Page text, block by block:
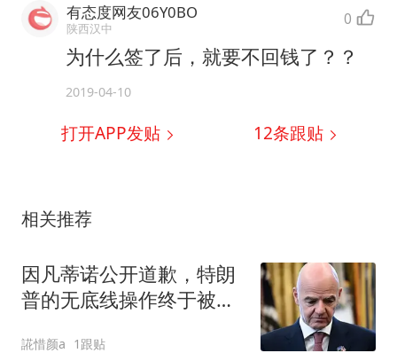
有态度网友06Y0BO
陕西汉中 0
为什么签了后，就要不回钱了？？
2019-04-10
打开APP发贴 12条跟贴
相关推荐
因凡蒂诺公开道歉，特朗
普的无底线操作终于被欧
誮惜颜a 1跟贴